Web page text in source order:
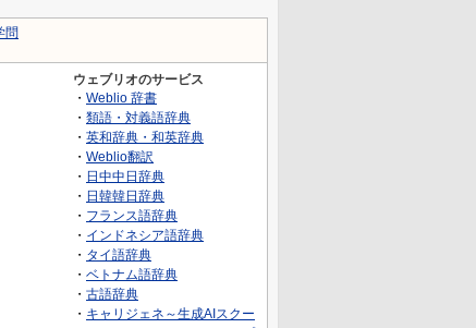
問
ウェブリオのサービス
・ Weblio 辞書
・ 類語・対義語辞典
・ 英和辞典・和英辞典
・ Weblio翻訳
・ 日中中日辞典
・ 日韓韓日辞典
・ フランス語辞典
・ インドネシア語辞典
・ タイ語辞典
・ ベトナム語辞典
・ 古語辞典
・ キャリジェネ～生成AIスクー